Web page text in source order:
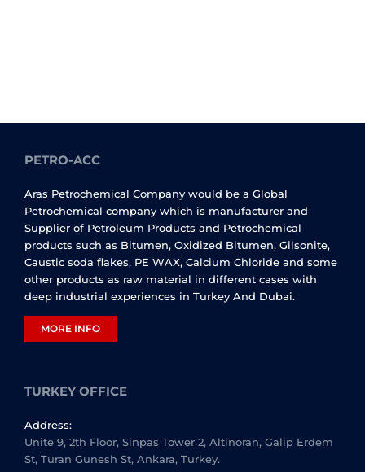
PETRO-ACC
Aras Petrochemical Company would be a Global
Petrochemical company which is manufacturer and
Supplier of Petroleum Products and Petrochemical
products such as Bitumen, Oxidized Bitumen, Gilsonite,
Caustic soda flakes, PE WAX, Calcium Chloride and some
other products as raw material in different cases with
deep industrial experiences in Turkey And Dubai.
MORE INFO
TURKEY OFFICE
Address:
Unite 9, 2th Floor, Sinpas Tower 2, Altinoran, Galip Erdem
St, Turan Gunesh St, Ankara, Turkey.